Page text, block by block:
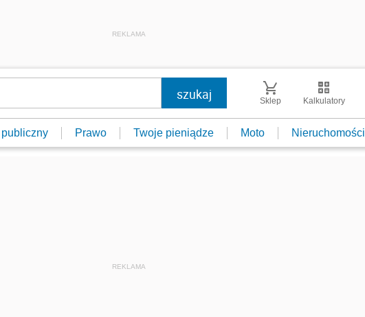
REKLAMA
Sklep Kalkulatory
Prawo Twoje pieniądze Moto Nieruchomości